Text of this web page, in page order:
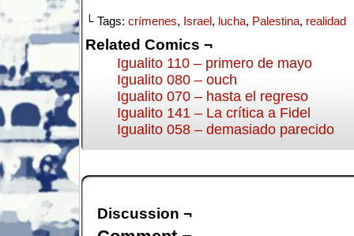
└ Tags: crímenes, Israel, lucha, Palestina, realidad
Related Comics ¬
Igualito 110 – primero de mayo
Igualito 080 – ouch
Igualito 070 – hasta el regreso
Igualito 141 – La crítica a Fidel
Igualito 058 – demasiado parecido
Discussion ¬